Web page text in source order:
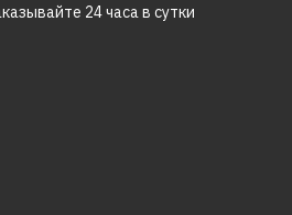
24 часа в сутки